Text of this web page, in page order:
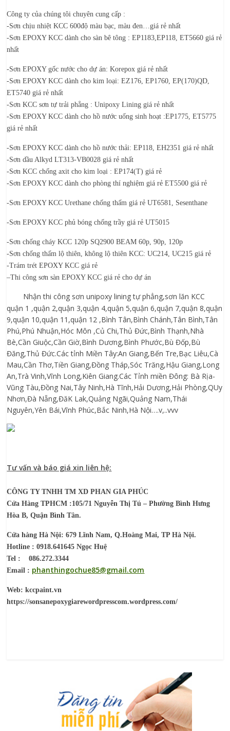
Công ty của chúng tôi chuyên cung cấp :
-Sơn chịu nhiệt KCC 600độ màu bạc, màu đen…giá rẻ nhất
-Sơn EPOXY KCC dành cho sàn bê tông : EP1183,EP118, ET5660 giá rẻ
nhất
-Sơn EPOXY gốc nước cho dự án: Korepox giá rẻ nhất
-Sơn EPOXY KCC dành cho kim loại: EZ176, EP1760, EP(170)QD,
ET5740 giá rẻ nhất
-Sơn KCC sơn tự trải phẳng : Unipoxy Lining giá rẻ nhất
-Sơn EPOXY KCC dành cho hồ nước uống sinh hoạt :EP1775, ET5775
giá rẻ nhất
-Sơn EPOXY KCC dành cho hồ nước thải: EP118, EH2351 giá rẻ nhất
-Sơn dầu Alkyd LT313-VB0028 giá rẻ nhất
-Sơn KCC chống axit cho kim loại : EP174(T) giá rẻ
-Sơn EPOXY KCC dành cho phòng thí nghiệm giá rẻ ET5500 giá rẻ
-Sơn EPOXY KCC Urethane chống thấm giá rẻ UT6581, Sesenthane
-Sơn EPOXY KCC phủ bóng chống trầy giá rẻ UT5015
-Sơn chống cháy KCC 120p SQ2900 BEAM 60p, 90p, 120p
-Sơn chống thấm lộ thiên, không lộ thiên KCC: UC214, UC215 giá rẻ
-Trám trét EPOXY KCC giá rẻ
–Thi công sơn sàn EPOXY KCC giá rẻ cho dự án
Nhận thi công sơn unipoxy lining tựphẳng,sơn lăn KCC
quận 1 ,quận 2,quận 3,quận 4,quận 5,quận 6,quận 7,quận 8,quận
9,quận 10,quận 11,quận 12 ,Bình Tân,Bình Chánh,Tân Bình,Tân
Phú,Phú Nhuận,Hóc Môn ,Củ Chi,Thủ Đức,Bình Thạnh,Nhà
Bè,Cần Giuộc,Cần Giờ,Bình Dương,Bình Phước,Bù Đốp,Bù
Đăng,Thủ Đức.Các tỉnh Miền Tây:An Giang,Bến Tre,Bạc Liêu,Cà
Mau,Cần Thơ,Tiền Giang,Đồng Tháp,Sóc Trăng,Hậu Giang,Long
An,Trà Vinh,Vĩnh Long,Kiên Giang.Các Tỉnh miền Đông: Bà Rịa-
Vũng Tàu,Đồng Nai,Tây Ninh,Hà Tĩnh,Hải Dương,Hải Phòng,QUy
Nhơn,Đà Nẵng,ĐăK Lak,Quảng Ngãi,Quảng Nam,Thái
Nguyên,Yên Bái,Vĩnh Phúc,Bắc Ninh,Hà Nội….v,..vvv
Tư vấn và báo giá xin liên hệ:
CÔNG TY TNHH TM XD PHAN GIA PHÚC
Cửa Hàng TPHCM :105/71 Nguyễn Thị Tú – Phường Bình Hưng
Hòa B, Quận Bình Tân.
Cửa hàng Hà Nội: 679 Lĩnh Nam, Q.Hoàng Mai, TP Hà Nội.
Hotline : 0918.641645 Ngọc Huệ
Tel : 086.272.3344
Email : phanthingochue85@gmail.com
Web: kccpaint.vn
https://sonsanepoxygiarewordpresscom.wordpress.com/